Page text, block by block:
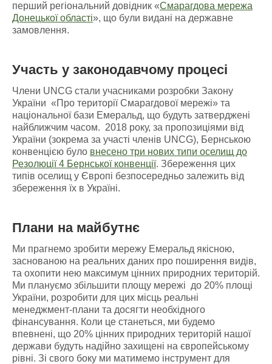
перший регіональний довідник «Смарагдова мережа
Донецької області», що були видані на державне
замовлення.
Участь у законодавчому процесі
Члени UNCG стали учасниками розробки Закону
України «Про території Смарагдової мережі» та
національної бази Емеральд, що будуть затверджені
найближчим часом. 2018 року, за пропозиціями від
України (зокрема за участі членів UNCG), Бернською
конвенцією було внесено три нових типи оселищ до
Резолюції 4 Бернської конвенції. Збереження цих
типів оселищ у Європі безпосередньо залежить від
збереження їх в Україні.
Плани на майбутнє
Ми прагнемо зробити мережу Емеральд якісною,
заснованою на реальних даних про поширення видів,
та охопити нею максимум цінних природних територій.
Ми плануємо збільшити площу мережі до 20% площі
України, розробити для цих місць реальні
менеджмент-плани та досягти необхідного
фінансування. Коли це станеться, ми будемо
впевнені, що 20% цінних природних територій нашої
держави будуть надійно захищені на європейському
рівні. Зі свого боку ми матимемо інструмент для